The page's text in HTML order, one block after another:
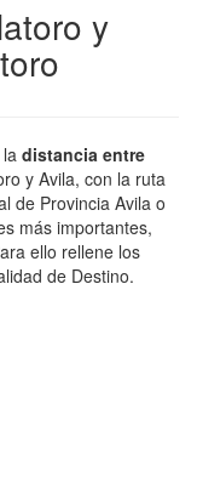
y
distancia entre
y Avila, con la ruta
de Provincia Avila o
más importantes,
ello rellene los
de Destino.